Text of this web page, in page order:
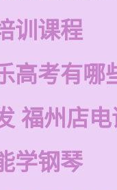
训课程
高考有哪
福州店
学钢琴